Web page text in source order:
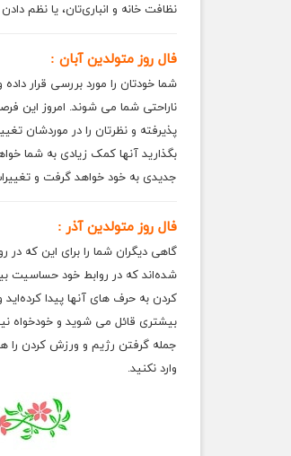
نظافت خانه و انباری‌تان، یا نظم
فال روز متولدین آبان :
شما خودتان را مورد بررسی قرار
ناراحتی شما می شوند. امروز این
پذیرفته و نظرتان را در موردشان
بگذارید آنها کمک زیادی به شما
جدیدی به خود خواهد گرفت و
فال روز متولدین آذر :
گاهی دیگران شما را برای این که در
شده‌اند که در روابط خود حساسیت
کردن به حرف های آنها پیدا
بیشتری قائل می شوید و خودخواه
جمله گرفتن رژیم و ورزش کردن را هم
وارد نکنید.